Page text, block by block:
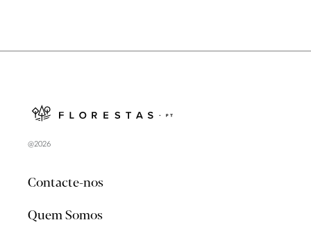
@2026
Contacte-nos
Quem Somos